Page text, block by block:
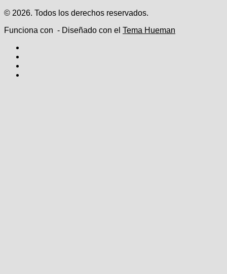
© 2026. Todos los derechos reservados.
Funciona con - Diseñado con el Tema Hueman